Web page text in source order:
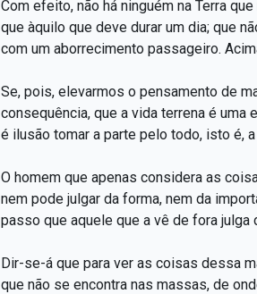
Com efeito, não há ninguém na Terra
que àquilo que deve durar um dia; que
com um aborrecimento passageiro.
Se, pois, elevarmos o pensamento de
consequência, que a vida terrena é uma
é ilusão tomar a parte pelo todo, isto é,
O homem que apenas considera as
nem pode julgar da forma, nem da
passo que aquele que a vê de fora
Dir-se-á que para ver as coisas dessa
que não se encontra nas massas, de